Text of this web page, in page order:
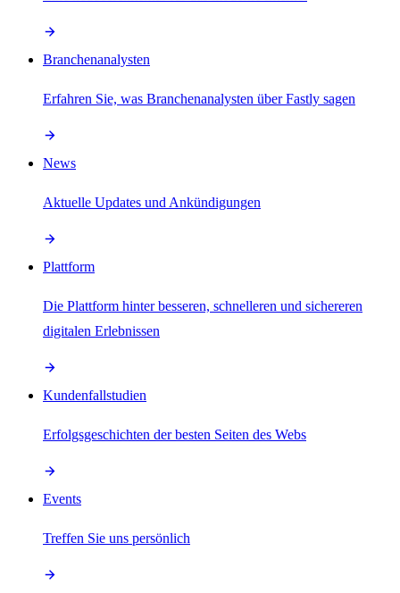
Branchenanalysten
Erfahren Sie, was Branchenanalysten über Fastly sagen
News
Aktuelle Updates und Ankündigungen
Plattform
Die Plattform hinter besseren, schnelleren und sichereren
digitalen Erlebnissen
Kundenfallstudien
Erfolgsgeschichten der besten Seiten des Webs
Events
Treffen Sie uns persönlich